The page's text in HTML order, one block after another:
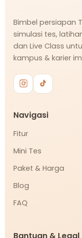
Bimbel persiapan
simulasi tes,
dan Live Class
kampus & karier
Navigasi
Fitur
Mini Tes
Paket & Harga
Blog
FAQ
Bantuan & Legal